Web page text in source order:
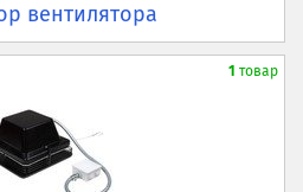
вентилятора
1 товар